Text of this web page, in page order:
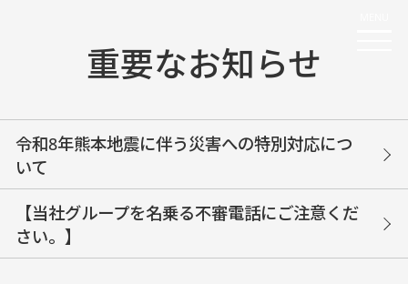
重要なお知らせ
令和8年熊本地震に伴う災害への特別対応につ
いて
【当社グループを名乗る不審電話にご注意くだ
さい。】